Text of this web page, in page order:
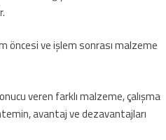
öncesi ve işlem sonrası malzeme
veren farklı malzeme, çalışma
avantaj ve dezavantajları